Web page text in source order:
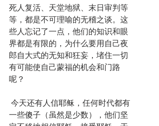
死人复活、天堂地狱、末日审判等
等，都是不可理喻的无稽之谈。这
些人忘记了一点，他们的知识和眼
界都是有限的，为什么要用自己夜
郎自大式的无知和狂妄，堵住一切
有可能使自己蒙福的机会和门路
呢？
一些傻子（虽然是少数），他们坚